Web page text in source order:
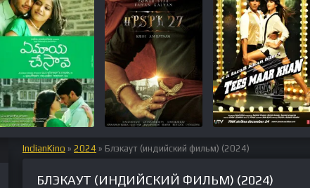
IndianKino » 2024 » Блэкаут (индийский фильм) (2024)
БЛЭКАУТ (ИНДИЙСКИЙ ФИЛЬМ) (2024)